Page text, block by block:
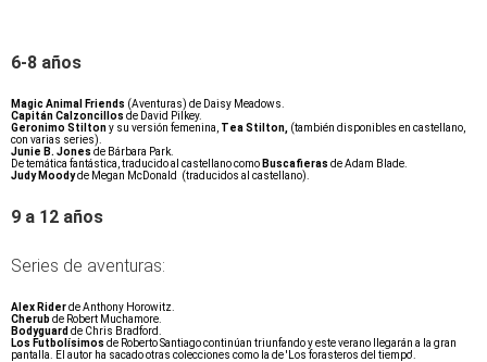
6-8 años
Magic Animal Friends (Aventuras) de Daisy Meadows.
Capitán Calzoncillos de David Pilkey.
Geronimo Stiltony su versión femenina, Tea Stilton, (también disponibles en castellano,
con varias series).
Junie B. Jones de Bárbara Park.
De temática fantástica, traducido al castellano como Buscafieras de Adam Blade.
Judy Moodyde Megan McDonald (traducidos al castellano).
9 a 12 años
Series de aventuras:
Alex Riderde Anthony Horowitz.
Cherub de Robert Muchamore.
Bodyguard de Chris Bradford.
Los Futbolísimos de Roberto Santiago continúan triunfando y este verano llegarán a la gran
pantalla. El autor ha sacado otras colecciones como la de 'Los forasteros del tiempo'.